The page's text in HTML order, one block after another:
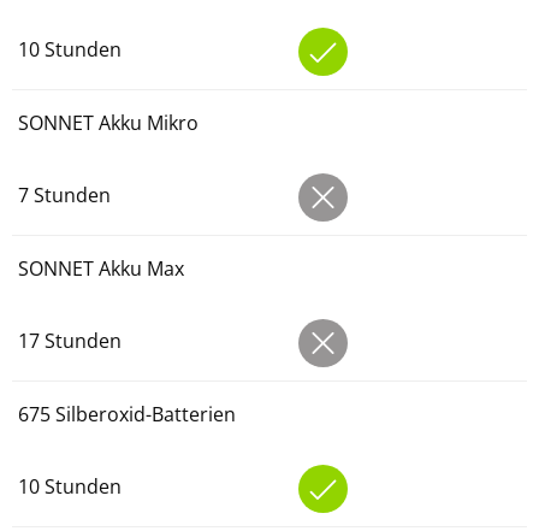
10 Stunden
SONNET Akku Mikro
7 Stunden
SONNET Akku Max
17 Stunden
675 Silberoxid-Batterien
10 Stunden